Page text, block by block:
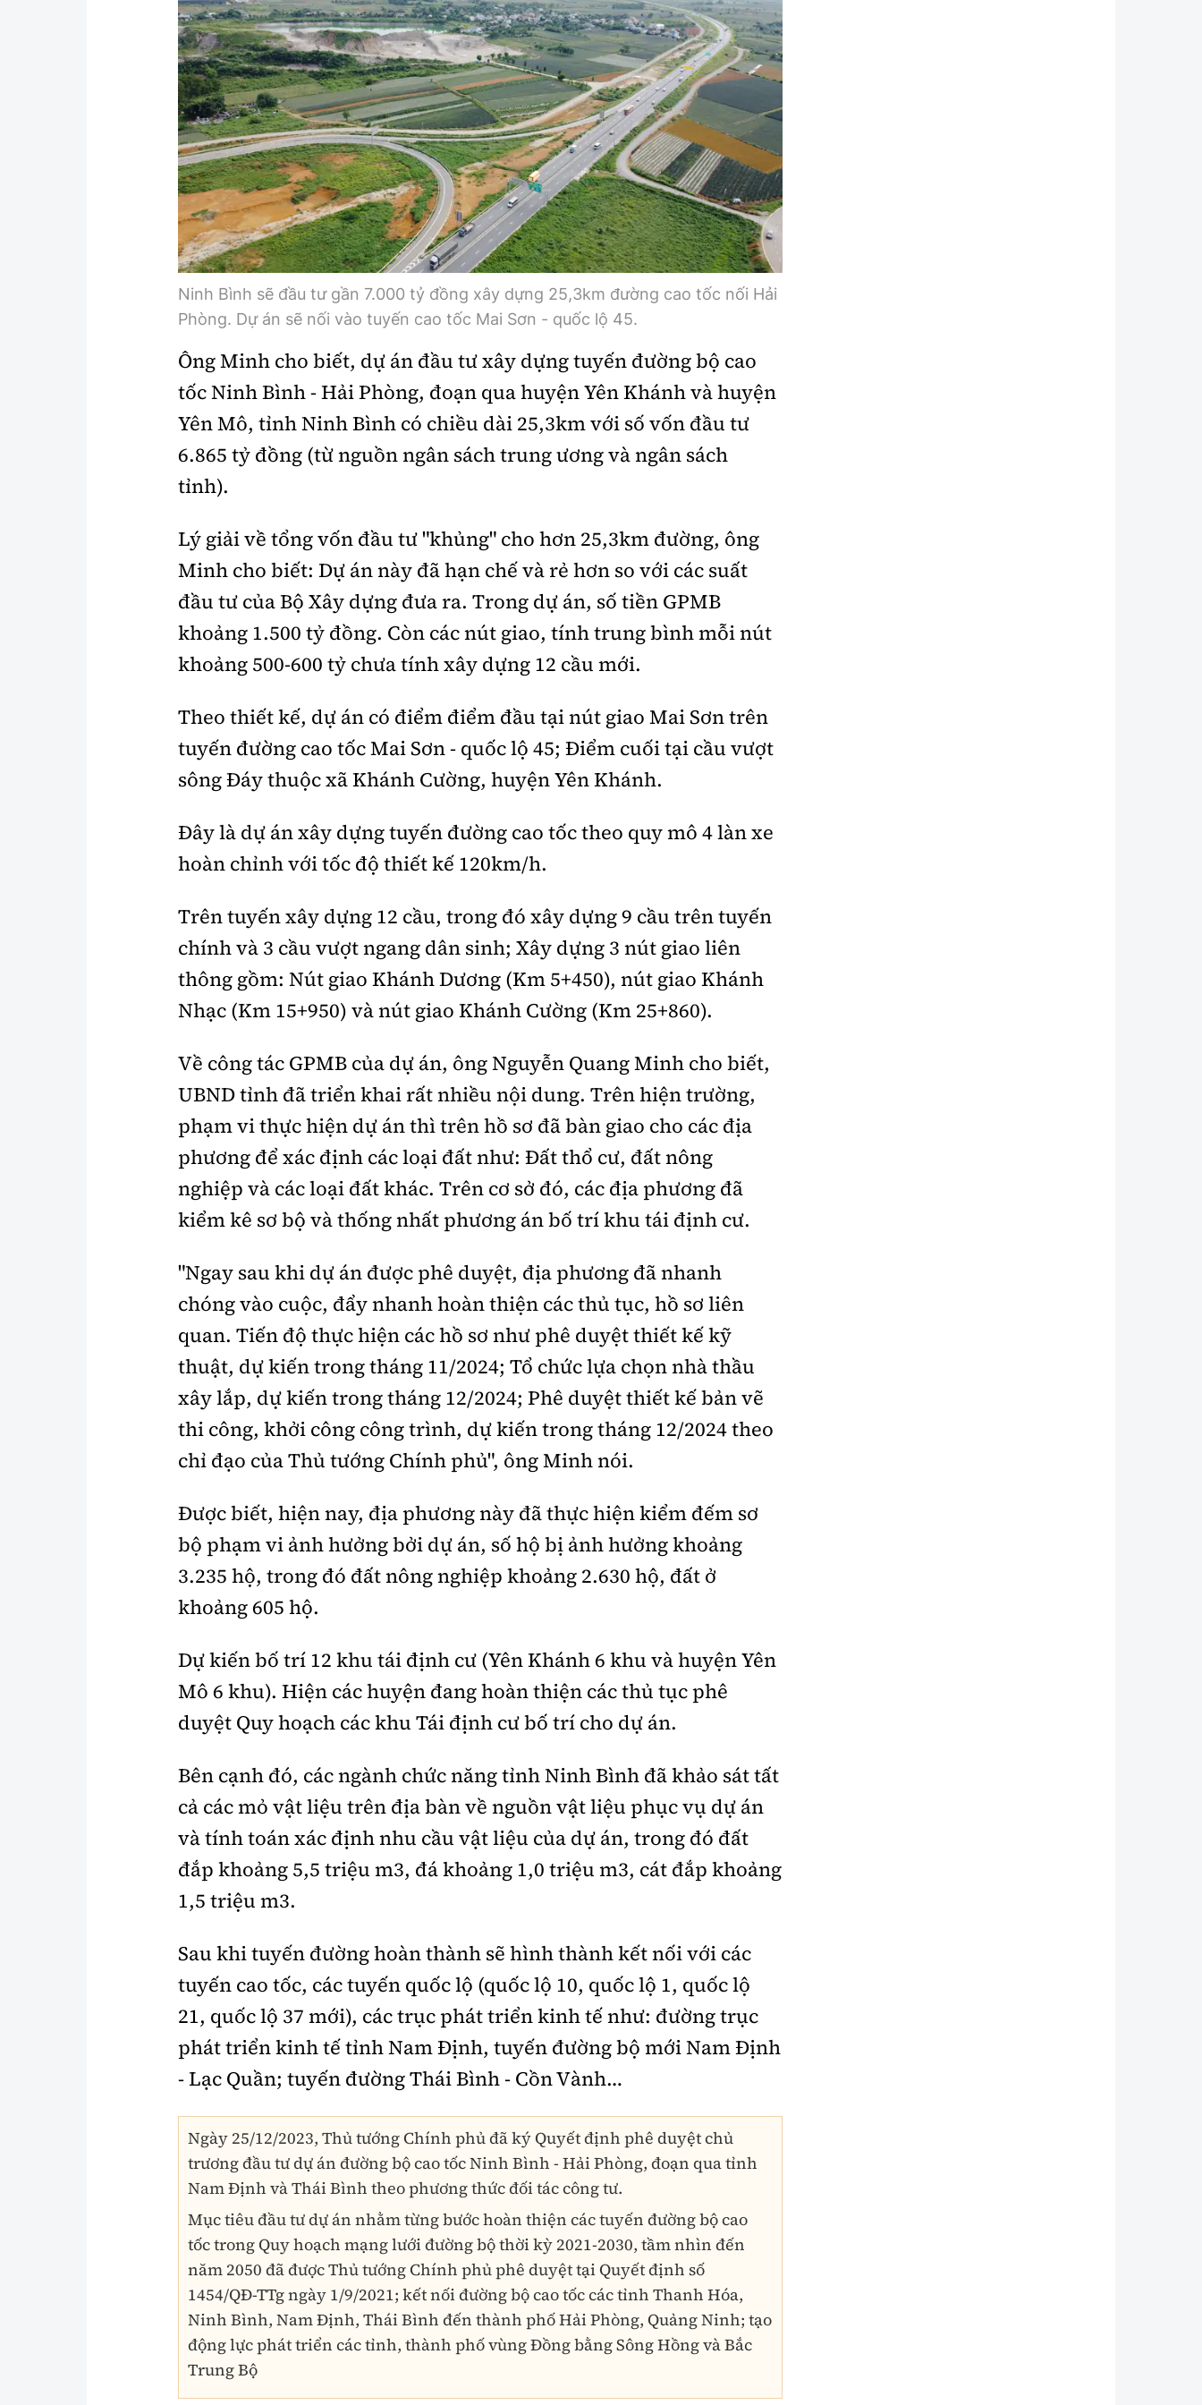
Lao động - Công đoàn
Showbiz
Điện ảnh
Âm nhạc
Bình luận
Hậu trường sao
360 độ thể thao
Sản phẩm mới
AI
Tư vấn
Thời sự Quốc tế
Thế giới giao thông
Thế giới xây dựng
Đi ++
Du lịch
Khám phá
Lối sống
Ẩm thực
Video
Thời sự
Khám phá
Camera giao thông
Câu chuyện giao thông
Lăng kính xây dựng
Giải trí - Thể thao
Ninh Bình sẽ đầu tư gần 7.000 tỷ đồng xây dựng 25,3km đường cao tốc nối Hải
Phòng. Dự án sẽ nối vào tuyến cao tốc Mai Sơn - quốc lộ 45.
Ông Minh cho biết, dự án đầu tư xây dựng tuyến đường bộ cao
tốc Ninh Bình - Hải Phòng, đoạn qua huyện Yên Khánh và huyện
Yên Mô, tỉnh Ninh Bình có chiều dài 25,3km với số vốn đầu tư
6.865 tỷ đồng (từ nguồn ngân sách trung ương và ngân sách
tỉnh).
Lý giải về tổng vốn đầu tư "khủng" cho hơn 25,3km đường, ông
Minh cho biết: Dự án này đã hạn chế và rẻ hơn so với các suất
đầu tư của Bộ Xây dựng đưa ra. Trong dự án, số tiền GPMB
khoảng 1.500 tỷ đồng. Còn các nút giao, tính trung bình mỗi nút
khoảng 500-600 tỷ chưa tính xây dựng 12 cầu mới.
Theo thiết kế, dự án có điểm điểm đầu tại nút giao Mai Sơn trên
tuyến đường cao tốc Mai Sơn - quốc lộ 45; Điểm cuối tại cầu vượt
sông Đáy thuộc xã Khánh Cường, huyện Yên Khánh.
Đây là dự án xây dựng tuyến đường cao tốc theo quy mô 4 làn xe
hoàn chỉnh với tốc độ thiết kế 120km/h.
Trên tuyến xây dựng 12 cầu, trong đó xây dựng 9 cầu trên tuyến
chính và 3 cầu vượt ngang dân sinh; Xây dựng 3 nút giao liên
thông gồm: Nút giao Khánh Dương (Km 5+450), nút giao Khánh
Nhạc (Km 15+950) và nút giao Khánh Cường (Km 25+860).
Về công tác GPMB của dự án, ông Nguyễn Quang Minh cho biết,
UBND tỉnh đã triển khai rất nhiều nội dung. Trên hiện trường,
phạm vi thực hiện dự án thì trên hồ sơ đã bàn giao cho các địa
phương để xác định các loại đất như: Đất thổ cư, đất nông
nghiệp và các loại đất khác. Trên cơ sở đó, các địa phương đã
kiểm kê sơ bộ và thống nhất phương án bố trí khu tái định cư.
"Ngay sau khi dự án được phê duyệt, địa phương đã nhanh
chóng vào cuộc, đẩy nhanh hoàn thiện các thủ tục, hồ sơ liên
quan. Tiến độ thực hiện các hồ sơ như phê duyệt thiết kế kỹ
thuật, dự kiến trong tháng 11/2024; Tổ chức lựa chọn nhà thầu
xây lắp, dự kiến trong tháng 12/2024; Phê duyệt thiết kế bản vẽ
thi công, khởi công công trình, dự kiến trong tháng 12/2024 theo
chỉ đạo của Thủ tướng Chính phủ", ông Minh nói.
Được biết, hiện nay, địa phương này đã thực hiện kiểm đếm sơ
bộ phạm vi ảnh hưởng bởi dự án, số hộ bị ảnh hưởng khoảng
3.235 hộ, trong đó đất nông nghiệp khoảng 2.630 hộ, đất ở
khoảng 605 hộ.
Dự kiến bố trí 12 khu tái định cư (Yên Khánh 6 khu và huyện Yên
Mô 6 khu). Hiện các huyện đang hoàn thiện các thủ tục phê
duyệt Quy hoạch các khu Tái định cư bố trí cho dự án.
Bên cạnh đó, các ngành chức năng tỉnh Ninh Bình đã khảo sát tất
cả các mỏ vật liệu trên địa bàn về nguồn vật liệu phục vụ dự án
và tính toán xác định nhu cầu vật liệu của dự án, trong đó đất
đắp khoảng 5,5 triệu m3, đá khoảng 1,0 triệu m3, cát đắp khoảng
1,5 triệu m3.
Sau khi tuyến đường hoàn thành sẽ hình thành kết nối với các
tuyến cao tốc, các tuyến quốc lộ (quốc lộ 10, quốc lộ 1, quốc lộ
21, quốc lộ 37 mới), các trục phát triển kinh tế như: đường trục
phát triển kinh tế tỉnh Nam Định, tuyến đường bộ mới Nam Định
- Lạc Quần; tuyến đường Thái Bình - Cồn Vành…
Ngày 25/12/2023, Thủ tướng Chính phủ đã ký Quyết định phê duyệt chủ
trương đầu tư dự án đường bộ cao tốc Ninh Bình - Hải Phòng, đoạn qua tỉnh
Nam Định và Thái Bình theo phương thức đối tác công tư.
Mục tiêu đầu tư dự án nhằm từng bước hoàn thiện các tuyến đường bộ cao
tốc trong Quy hoạch mạng lưới đường bộ thời kỳ 2021-2030, tầm nhìn đến
năm 2050 đã được Thủ tướng Chính phủ phê duyệt tại Quyết định số
1454/QĐ-TTg ngày 1/9/2021; kết nối đường bộ cao tốc các tỉnh Thanh Hóa,
Ninh Bình, Nam Định, Thái Bình đến thành phố Hải Phòng, Quảng Ninh; tạo
động lực phát triển các tỉnh, thành phố vùng Đồng bằng Sông Hồng và Bắc
Trung Bộ